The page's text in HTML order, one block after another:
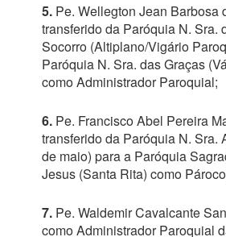
5.Pe. Wellegton Jean Barbosa
transferido da Paróquia N. Sra.
Socorro (Altiplano/Vigário
Paróquia N. Sra. das Graças
como Administrador Paroquial;
6.Pe. Francisco Abel Pereira
transferido da Paróquia N. Sra.
de maio) para a Paróquia
Jesus (Santa Rita) como
7.Pe. Waldemir Cavalcante
como Administrador Paroquial